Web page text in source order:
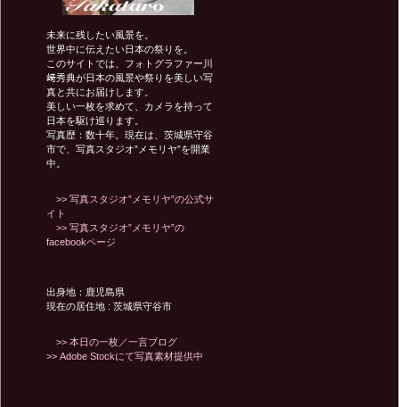
未来に残したい風景を。
世界中に伝えたい日本の祭りを。
このサイトでは、フォトグラファー川
﨑秀典が日本の風景や祭りを美しい写
真と共にお届けします。
美しい一枚を求めて、カメラを持って
日本を駆け巡ります。
写真歴：数十年。現在は、茨城県守谷
市で、写真スタジオ”メモリヤ”を開業
中。
>> 写真スタジオ”メモリヤ”の公式サ
イト
>> 写真スタジオ”メモリヤ”の
facebookページ
出身地：鹿児島県
現在の居住地 : 茨城県守谷市
>> 本日の一枚／一言ブログ
>> Adobe Stockにて写真素材提供中